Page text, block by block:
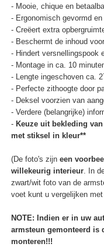
- Mooie, chique en
- Ergonomisch gevormd
- Creëert extra
- Beschermt de inhoud
- Hindert versnellingspook
- Montage in ca. 10
- Lengte ingeschoven ca.
- Perfecte zithoogte door
- Deksel voorzien van
- Verdere (belangrijke)
- Keuze uit bekleding
met stiksel in kleur**
(De foto's zijn een
willekeurig interieur. In
zwart/wit foto van de
voet kunt u vergelijken
NOTE: Indien er in uw
armsteun gemonteerd is
monteren!!!